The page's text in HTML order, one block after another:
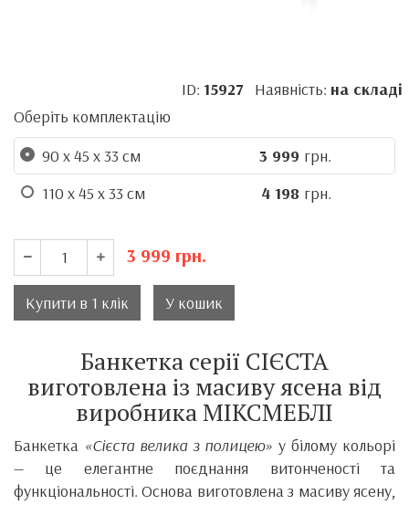
ID: 15927 Наявність: на складі
Оберіть комплектацію
90 х 45 х 33 см
3 999 грн.
110 х 45 х 33 см
4 198 грн.
3 999 грн.
Купити в 1 клік У кошик
Банкетка серії СІЄСТА
виготовлена із масиву ясена від
виробника МІКСМЕБЛІ
Банкетка «Сієста велика з полицею» у білому кольорі
— це елегантне поєднання витонченості та
функціональності. Основа виготовлена з масиву ясену,